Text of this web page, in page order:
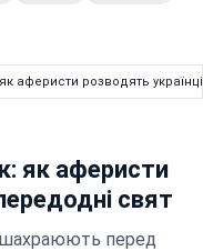
аферисти розводять
як аферисти
свят
шахраюють перед